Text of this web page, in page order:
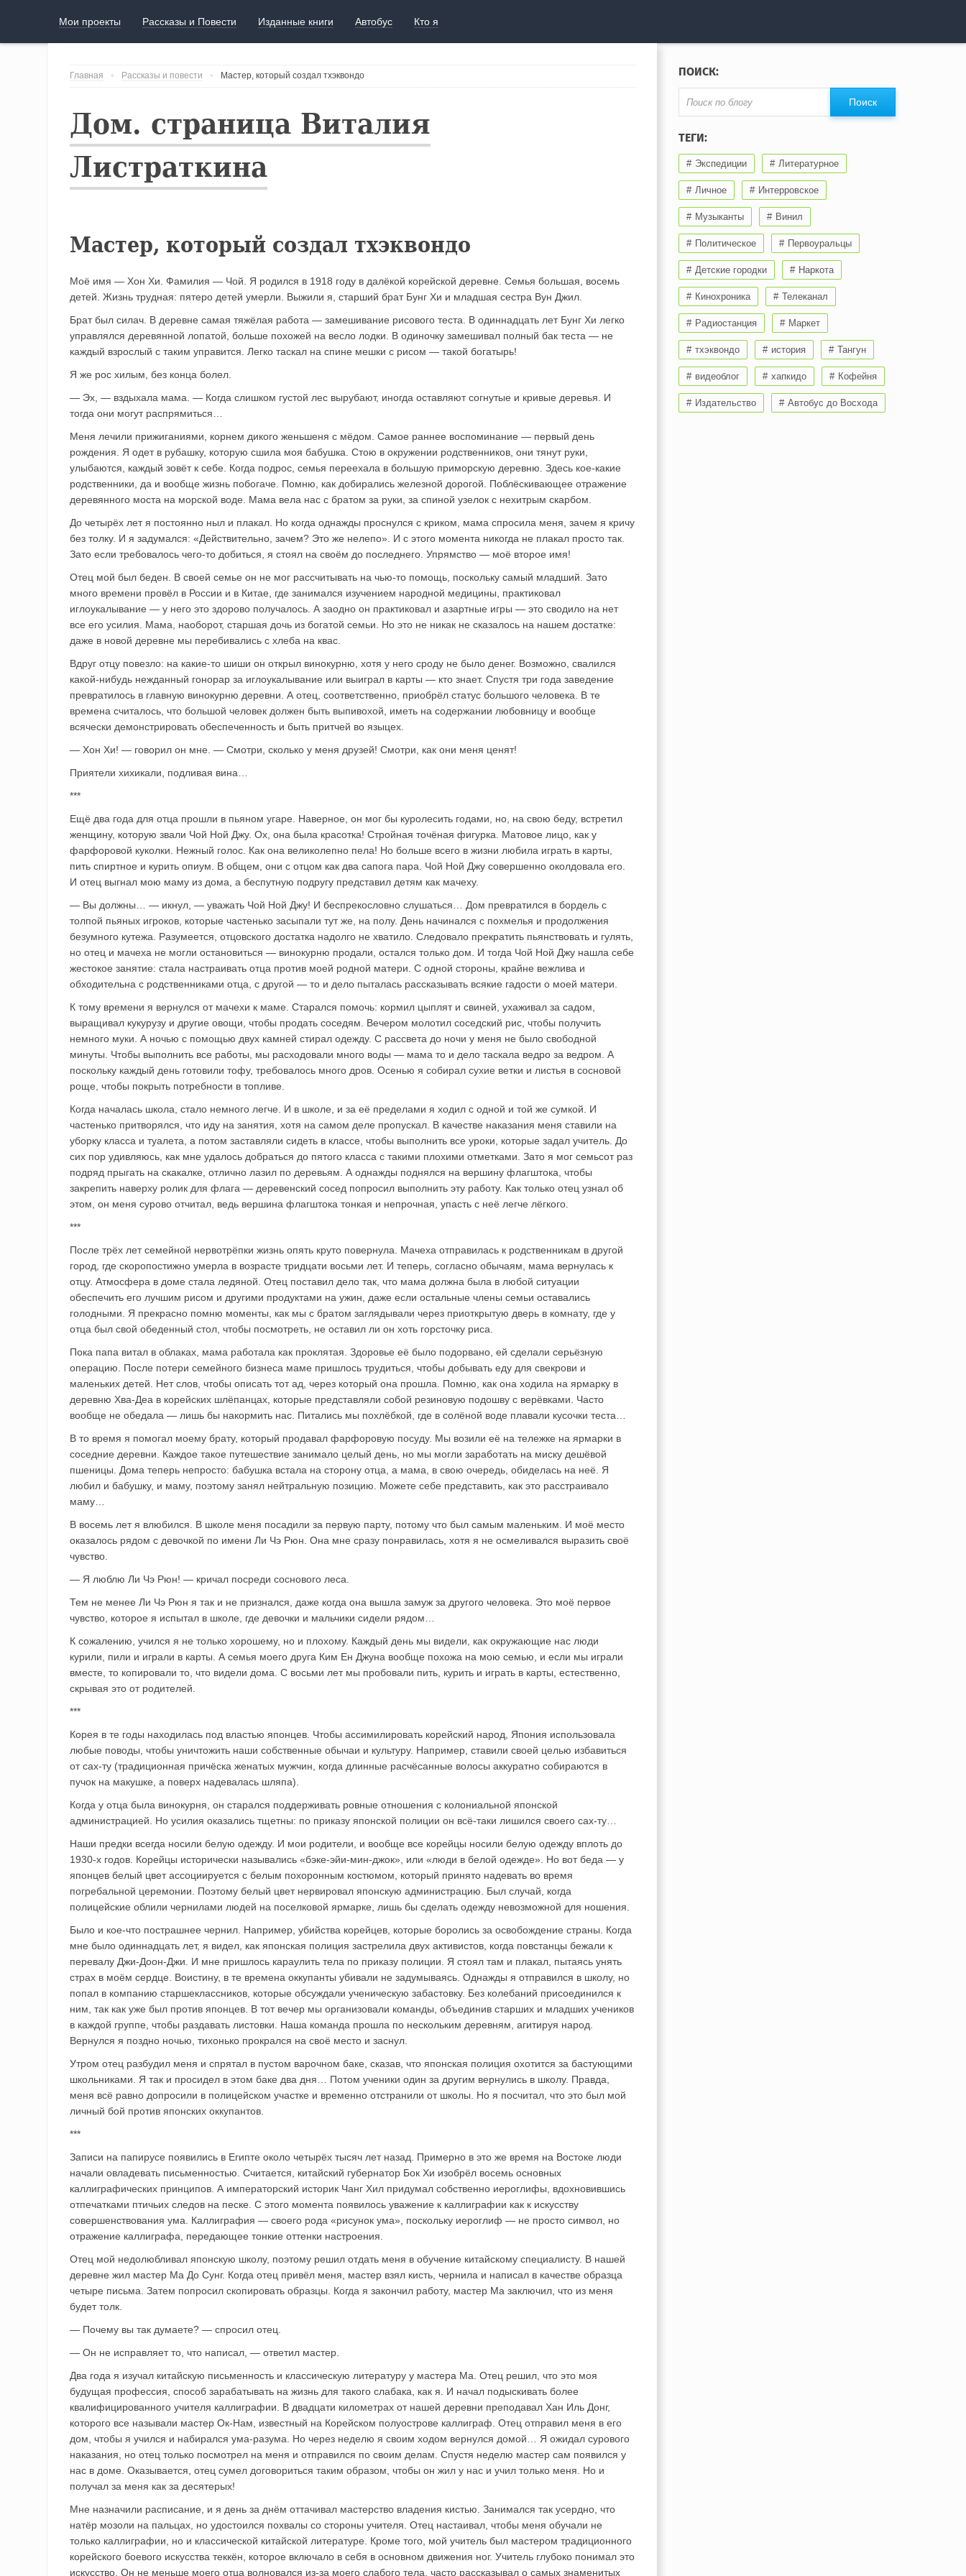
Мои проекты Рассказы и Повести Изданные книги Автобус Кто я
Главная Рассказы и повести Мастер, который создал тхэквондо
Дом. страница Виталия
Листраткина
Мастер, который создал тхэквондо
Моё имя — Хон Хи. Фамилия — Чой. Я родился в 1918 году в далёкой корейской деревне. Семья большая, восемь
детей. Жизнь трудная: пятеро детей умерли. Выжили я, старший брат Бунг Хи и младшая сестра Вун Джил.
Брат был силач. В деревне самая тяжёлая работа — замешивание рисового теста. В одиннадцать лет Бунг Хи легко
управлялся деревянной лопатой, больше похожей на весло лодки. В одиночку замешивал полный бак теста — не
каждый взрослый с таким управится. Легко таскал на спине мешки с рисом — такой богатырь!
Я же рос хилым, без конца болел.
— Эх, — вздыхала мама. — Когда слишком густой лес вырубают, иногда оставляют согнутые и кривые деревья. И
тогда они могут распрямиться…
Меня лечили прижиганиями, корнем дикого женьшеня с мёдом. Самое раннее воспоминание — первый день
рождения. Я одет в рубашку, которую сшила моя бабушка. Стою в окружении родственников, они тянут руки,
улыбаются, каждый зовёт к себе. Когда подрос, семья переехала в большую приморскую деревню. Здесь кое-какие
родственники, да и вообще жизнь побогаче. Помню, как добирались железной дорогой. Поблёскивающее отражение
деревянного моста на морской воде. Мама вела нас с братом за руки, за спиной узелок с нехитрым скарбом.
До четырёх лет я постоянно ныл и плакал. Но когда однажды проснулся с криком, мама спросила меня, зачем я кричу
без толку. И я задумался: «Действительно, зачем? Это же нелепо». И с этого момента никогда не плакал просто так.
Зато если требовалось чего-то добиться, я стоял на своём до последнего. Упрямство — моё второе имя!
Отец мой был беден. В своей семье он не мог рассчитывать на чью-то помощь, поскольку самый младший. Зато
много времени провёл в России и в Китае, где занимался изучением народной медицины, практиковал
иглоукалывание — у него это здорово получалось. А заодно он практиковал и азартные игры — это сводило на нет
все его усилия. Мама, наоборот, старшая дочь из богатой семьи. Но это не никак не сказалось на нашем достатке:
даже в новой деревне мы перебивались с хлеба на квас.
Вдруг отцу повезло: на какие-то шиши он открыл винокурню, хотя у него сроду не было денег. Возможно, свалился
какой-нибудь нежданный гонорар за иглоукалывание или выиграл в карты — кто знает. Спустя три года заведение
превратилось в главную винокурню деревни. А отец, соответственно, приобрёл статус большого человека. В те
времена считалось, что большой человек должен быть выпивохой, иметь на содержании любовницу и вообще
всячески демонстрировать обеспеченность и быть притчей во языцех.
— Хон Хи! — говорил он мне. — Смотри, сколько у меня друзей! Смотри, как они меня ценят!
Приятели хихикали, подливая вина…
***
Ещё два года для отца прошли в пьяном угаре. Наверное, он мог бы куролесить годами, но, на свою беду, встретил
женщину, которую звали Чой Ной Джу. Ох, она была красотка! Стройная точёная фигурка. Матовое лицо, как у
фарфоровой куколки. Нежный голос. Как она великолепно пела! Но больше всего в жизни любила играть в карты,
пить спиртное и курить опиум. В общем, они с отцом как два сапога пара. Чой Ной Джу совершенно околдовала его.
И отец выгнал мою маму из дома, а беспутную подругу представил детям как мачеху.
— Вы должны… — икнул, — уважать Чой Ной Джу! И беспрекословно слушаться… Дом превратился в бордель с
толпой пьяных игроков, которые частенько засыпали тут же, на полу. День начинался с похмелья и продолжения
безумного кутежа. Разумеется, отцовского достатка надолго не хватило. Следовало прекратить пьянствовать и гулять,
но отец и мачеха не могли остановиться — винокурню продали, остался только дом. И тогда Чой Ной Джу нашла себе
жестокое занятие: стала настраивать отца против моей родной матери. С одной стороны, крайне вежлива и
обходительна с родственниками отца, с другой — то и дело пыталась рассказывать всякие гадости о моей матери.
К тому времени я вернулся от мачехи к маме. Старался помочь: кормил цыплят и свиней, ухаживал за садом,
выращивал кукурузу и другие овощи, чтобы продать соседям. Вечером молотил соседский рис, чтобы получить
немного муки. А ночью с помощью двух камней стирал одежду. С рассвета до ночи у меня не было свободной
минуты. Чтобы выполнить все работы, мы расходовали много воды — мама то и дело таскала ведро за ведром. А
поскольку каждый день готовили тофу, требовалось много дров. Осенью я собирал сухие ветки и листья в сосновой
роще, чтобы покрыть потребности в топливе.
Когда началась школа, стало немного легче. И в школе, и за её пределами я ходил с одной и той же сумкой. И
частенько притворялся, что иду на занятия, хотя на самом деле пропускал. В качестве наказания меня ставили на
уборку класса и туалета, а потом заставляли сидеть в классе, чтобы выполнить все уроки, которые задал учитель. До
сих пор удивляюсь, как мне удалось добраться до пятого класса с такими плохими отметками. Зато я мог семьсот раз
подряд прыгать на скакалке, отлично лазил по деревьям. А однажды поднялся на вершину флагштока, чтобы
закрепить наверху ролик для флага — деревенский сосед попросил выполнить эту работу. Как только отец узнал об
этом, он меня сурово отчитал, ведь вершина флагштока тонкая и непрочная, упасть с неё легче лёгкого.
***
После трёх лет семейной нервотрёпки жизнь опять круто повернула. Мачеха отправилась к родственникам в другой
город, где скоропостижно умерла в возрасте тридцати восьми лет. И теперь, согласно обычаям, мама вернулась к
отцу. Атмосфера в доме стала ледяной. Отец поставил дело так, что мама должна была в любой ситуации
обеспечить его лучшим рисом и другими продуктами на ужин, даже если остальные члены семьи оставались
голодными. Я прекрасно помню моменты, как мы с братом заглядывали через приоткрытую дверь в комнату, где у
отца был свой обеденный стол, чтобы посмотреть, не оставил ли он хоть горсточку риса.
Пока папа витал в облаках, мама работала как проклятая. Здоровье её было подорвано, ей сделали серьёзную
операцию. После потери семейного бизнеса маме пришлось трудиться, чтобы добывать еду для свекрови и
маленьких детей. Нет слов, чтобы описать тот ад, через который она прошла. Помню, как она ходила на ярмарку в
деревню Хва-Деа в корейских шлёпанцах, которые представляли собой резиновую подошву с верёвками. Часто
вообще не обедала — лишь бы накормить нас. Питались мы похлёбкой, где в солёной воде плавали кусочки теста…
В то время я помогал моему брату, который продавал фарфоровую посуду. Мы возили её на тележке на ярмарки в
соседние деревни. Каждое такое путешествие занимало целый день, но мы могли заработать на миску дешёвой
пшеницы. Дома теперь непросто: бабушка встала на сторону отца, а мама, в свою очередь, обиделась на неё. Я
любил и бабушку, и маму, поэтому занял нейтральную позицию. Можете себе представить, как это расстраивало
маму…
В восемь лет я влюбился. В школе меня посадили за первую парту, потому что был самым маленьким. И моё место
оказалось рядом с девочкой по имени Ли Чэ Рюн. Она мне сразу понравилась, хотя я не осмеливался выразить своё
чувство.
— Я люблю Ли Чэ Рюн! — кричал посреди соснового леса.
Тем не менее Ли Чэ Рюн я так и не признался, даже когда она вышла замуж за другого человека. Это моё первое
чувство, которое я испытал в школе, где девочки и мальчики сидели рядом…
К сожалению, учился я не только хорошему, но и плохому. Каждый день мы видели, как окружающие нас люди
курили, пили и играли в карты. А семья моего друга Ким Ен Джуна вообще похожа на мою семью, и если мы играли
вместе, то копировали то, что видели дома. С восьми лет мы пробовали пить, курить и играть в карты, естественно,
скрывая это от родителей.
***
Корея в те годы находилась под властью японцев. Чтобы ассимилировать корейский народ, Япония использовала
любые поводы, чтобы уничтожить наши собственные обычаи и культуру. Например, ставили своей целью избавиться
от сах-ту (традиционная причёска женатых мужчин, когда длинные расчёсанные волосы аккуратно собираются в
пучок на макушке, а поверх надевалась шляпа).
Когда у отца была винокурня, он старался поддерживать ровные отношения с колониальной японской
администрацией. Но усилия оказались тщетны: по приказу японской полиции он всё-таки лишился своего сах-ту…
Наши предки всегда носили белую одежду. И мои родители, и вообще все корейцы носили белую одежду вплоть до
1930-х годов. Корейцы исторически назывались «бэке-эйи-мин-джок», или «люди в белой одежде». Но вот беда — у
японцев белый цвет ассоциируется с белым похоронным костюмом, который принято надевать во время
погребальной церемонии. Поэтому белый цвет нервировал японскую администрацию. Был случай, когда
полицейские облили чернилами людей на поселковой ярмарке, лишь бы сделать одежду невозможной для ношения.
Было и кое-что пострашнее чернил. Например, убийства корейцев, которые боролись за освобождение страны. Когда
мне было одиннадцать лет, я видел, как японская полиция застрелила двух активистов, когда повстанцы бежали к
перевалу Джи-Доон-Джи. И мне пришлось караулить тела по приказу полиции. Я стоял там и плакал, пытаясь унять
страх в моём сердце. Воистину, в те времена оккупанты убивали не задумываясь. Однажды я отправился в школу, но
попал в компанию старшеклассников, которые обсуждали ученическую забастовку. Без колебаний присоединился к
ним, так как уже был против японцев. В тот вечер мы организовали команды, объединив старших и младших учеников
в каждой группе, чтобы раздавать листовки. Наша команда прошла по нескольким деревням, агитируя народ.
Вернулся я поздно ночью, тихонько прокрался на своё место и заснул.
Утром отец разбудил меня и спрятал в пустом варочном баке, сказав, что японская полиция охотится за бастующими
школьниками. Я так и просидел в этом баке два дня… Потом ученики один за другим вернулись в школу. Правда,
меня всё равно допросили в полицейском участке и временно отстранили от школы. Но я посчитал, что это был мой
личный бой против японских оккупантов.
***
Записи на папирусе появились в Египте около четырёх тысяч лет назад. Примерно в это же время на Востоке люди
начали овладевать письменностью. Считается, китайский губернатор Бок Хи изобрёл восемь основных
каллиграфических принципов. А императорский историк Чанг Хил придумал собственно иероглифы, вдохновившись
отпечатками птичьих следов на песке. С этого момента появилось уважение к каллиграфии как к искусству
совершенствования ума. Каллиграфия — своего рода «рисунок ума», поскольку иероглиф — не просто символ, но
отражение каллиграфа, передающее тонкие оттенки настроения.
Отец мой недолюбливал японскую школу, поэтому решил отдать меня в обучение китайскому специалисту. В нашей
деревне жил мастер Ма До Сунг. Когда отец привёл меня, мастер взял кисть, чернила и написал в качестве образца
четыре письма. Затем попросил скопировать образцы. Когда я закончил работу, мастер Ма заключил, что из меня
будет толк.
— Почему вы так думаете? — спросил отец.
— Он не исправляет то, что написал, — ответил мастер.
Два года я изучал китайскую письменность и классическую литературу у мастера Ма. Отец решил, что это моя
будущая профессия, способ зарабатывать на жизнь для такого слабака, как я. И начал подыскивать более
квалифицированного учителя каллиграфии. В двадцати километрах от нашей деревни преподавал Хан Иль Донг,
которого все называли мастер Ок-Нам, известный на Корейском полуострове каллиграф. Отец отправил меня в его
дом, чтобы я учился и набирался ума-разума. Но через неделю я своим ходом вернулся домой… Я ожидал сурового
наказания, но отец только посмотрел на меня и отправился по своим делам. Спустя неделю мастер сам появился у
нас в доме. Оказывается, отец сумел договориться таким образом, чтобы он жил у нас и учил только меня. Но и
получал за меня как за десятерых!
Мне назначили расписание, и я день за днём оттачивал мастерство владения кистью. Занимался так усердно, что
натёр мозоли на пальцах, но удостоился похвалы со стороны учителя. Отец настаивал, чтобы меня обучали не
только каллиграфии, но и классической китайской литературе. Кроме того, мой учитель был мастером традиционного
корейского боевого искусства теккён, которое включало в себя в основном движения ног. Учитель глубоко понимал это
искусство. Он не меньше моего отца волновался из-за моего слабого тела, часто рассказывал о самых знаменитых
ПОИСК:
ТЕГИ:
Экспедиции Литературное
Личное Интерровское
Музыканты Винил
Политическое Первоуральцы
Детские городки Наркота
Кинохроника Телеканал
Радиостанция Маркет
тхэквондо история Тангун
видеоблог хапкидо Кофейня
Издательство Автобус до Восхода